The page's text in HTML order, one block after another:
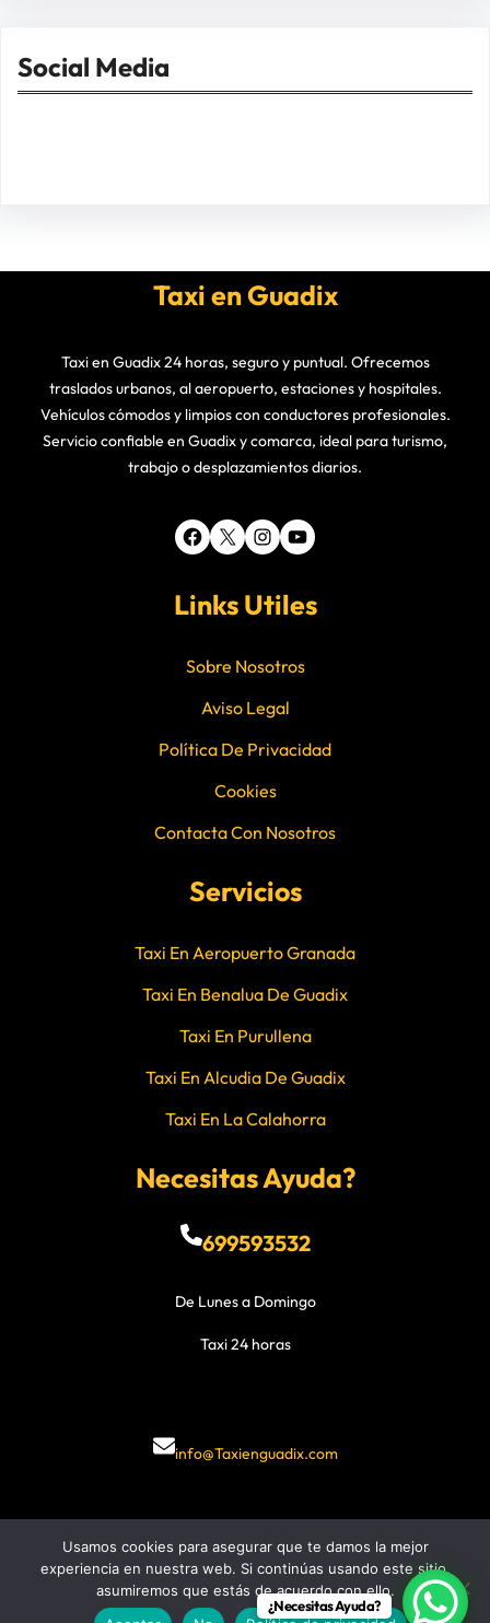
Social Media
Taxi en Guadix
Taxi en Guadix 24 horas, seguro y puntual. Ofrecemos
traslados urbanos, al aeropuerto, estaciones y hospitales.
Vehículos cómodos y limpios con conductores profesionales.
Servicio confiable en Guadix y comarca, ideal para turismo,
trabajo o desplazamientos diarios.
Facebook X Instagram YouTube
Links Utiles
Sobre Nosotros
Aviso Legal
Política De Privacidad
Cookies
Contacta Con Nosotros
Servicios
Taxi En Aeropuerto Granada
Taxi En Benalua De Guadix
Taxi En Purullena
Taxi En Alcudia De Guadix
Taxi En La Calahorra
Necesitas Ayuda?
699593532
De Lunes a Domingo
Taxi 24 horas
info@Taxienguadix.com
VW Taxi Booking ThemeBy AZMercado
¿Necesitas Ayuda?
Usamos cookies para asegurar que te damos la mejor
experiencia en nuestra web. Si continúas usando este sitio,
asumiremos que estás de acuerdo con ello.